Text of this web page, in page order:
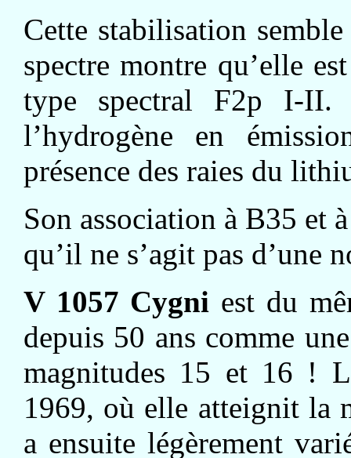
Cette stabilisation
spectre montre qu’elle
type spectral F2p I-
l’hydrogène en
présence des raies du
Son association à B35 et
qu’il ne s’agit pas d’une
V 1057 Cygni est du
depuis 50 ans comme
magnitudes 15 et 16 !
1969, où elle atteignit la
a ensuite légèrement